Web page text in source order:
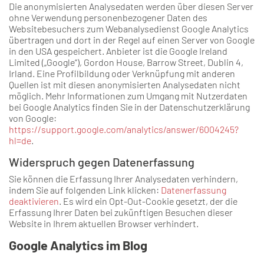
Die anonymisierten Analysedaten werden über diesen Server
ohne Verwendung personenbezogener Daten des
Websitebesuchers zum Webanalysedienst Google Analytics
übertragen und dort in der Regel auf einen Server von Google
in den USA gespeichert. Anbieter ist die Google Ireland
Limited („Google“), Gordon House, Barrow Street, Dublin 4,
Irland. Eine Profilbildung oder Verknüpfung mit anderen
Quellen ist mit diesen anonymisierten Analysedaten nicht
möglich. Mehr Informationen zum Umgang mit Nutzerdaten
bei Google Analytics finden Sie in der Datenschutzerklärung
von Google:
https://support.google.com/analytics/answer/6004245?
hl=de.
Widerspruch gegen Datenerfassung
Sie können die Erfassung Ihrer Analysedaten verhindern,
indem Sie auf folgenden Link klicken: Datenerfassung
deaktivieren. Es wird ein Opt-Out-Cookie gesetzt, der die
Erfassung Ihrer Daten bei zukünftigen Besuchen dieser
Website in Ihrem aktuellen Browser verhindert.
Google Analytics im Blog